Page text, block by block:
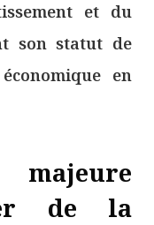
et du
son statut de
en
majeure
de la